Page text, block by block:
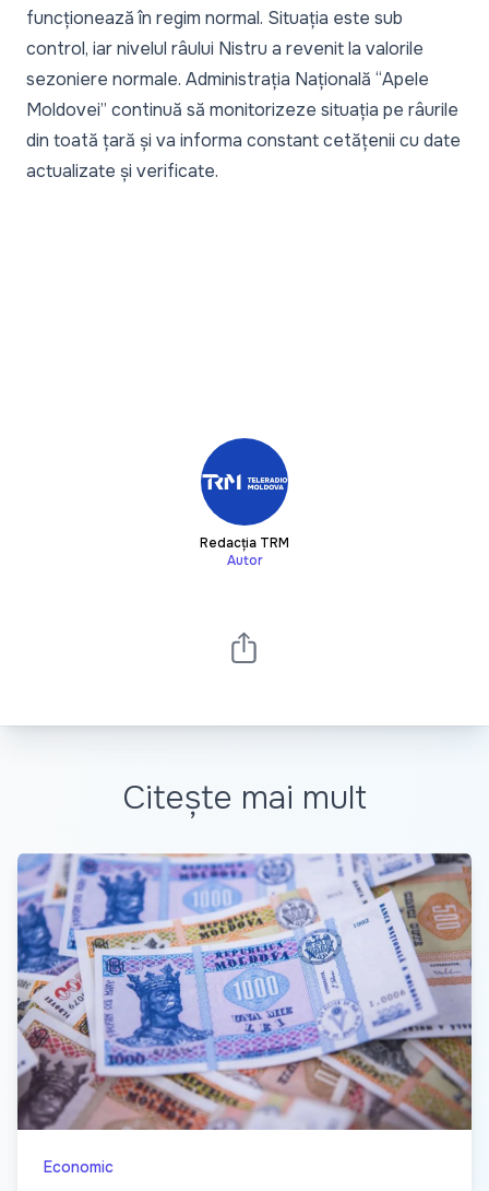
funcționează în regim normal. Situația este sub
control, iar nivelul râului Nistru a revenit la valorile
sezoniere normale. Administrația Națională “Apele
Moldovei” continuă să monitorizeze situația pe râurile
din toată țară și va informa constant cetățenii cu date
actualizate și verificate.
Redacția TRM
Autor
Citește mai mult
Economic